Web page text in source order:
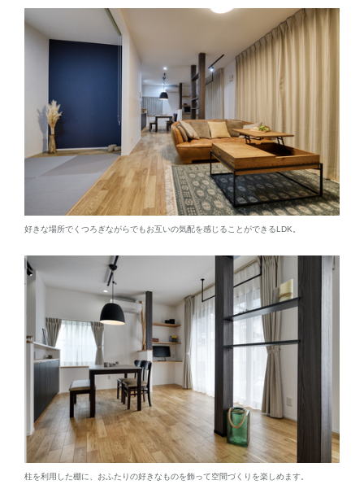
好きな場所でくつろぎながらでもお互いの気配を感じることができるLDK。
柱を利用した棚に、おふたりの好きなものを飾って空間づくりを楽しめます。